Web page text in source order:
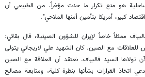
هو منع تكرار ما حدث مؤخراً. من الطبيعي أن
كبير، أمريكا بتأمين أمنها الملاحي".
ممثلاً خاصاً لإيران للشؤون الصينية، قال بقائي:
للعلاقات مع الصين. كان الشهيد علي لاريجاني يتولى
تولاها السيد قاليباف. نعتقد أن العلاقة مع الصين
اتخاذ القرارات بشأنها بنظرة كلية، ومتابعة مصالح